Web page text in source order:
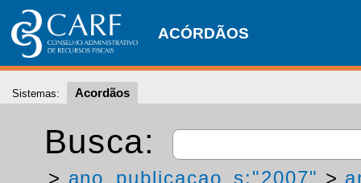
ACÓRDÃOS
Sistemas: Acordãos
Busca:
> ano_publicacao_s:"2007" >